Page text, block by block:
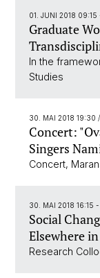
01. JUNI 2018 09:15
Graduate
In the
Studies
30. MAI 2018 19:30
Concert:
Singers
Concert,
30. MAI 2018 16:15 -
Social
Elsewhere
Research